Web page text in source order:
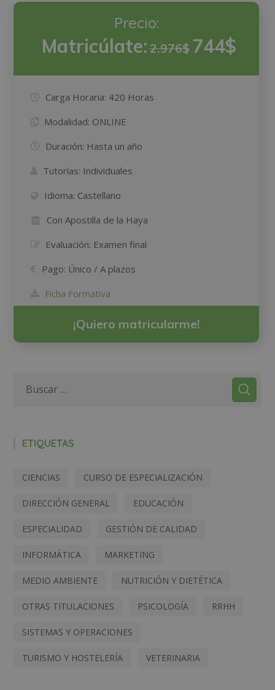
Precio:
Matricúlate:2.976$ 744$
Carga Horaria: 420 Horas
Modalidad: ONLINE
Duración: Hasta un año
Tutorías: Individuales
Idioma: Castellano
Con Apostilla de la Haya
Evaluación: Examen final
Pago: Único / A plazos
Ficha Formativa
¡Quiero matricularme!
ETIQUETAS
CIENCIAS CURSO DE ESPECIALIZACIÓN
DIRECCIÓN GENERAL EDUCACIÓN
ESPECIALIDAD GESTIÓN DE CALIDAD
INFORMÁTICA MARKETING
MEDIO AMBIENTE NUTRICIÓN Y DIETÉTICA
OTRAS TITULACIONES PSICOLOGÍA RRHH
SISTEMAS Y OPERACIONES
TURISMO Y HOSTELERÍA VETERINARIA